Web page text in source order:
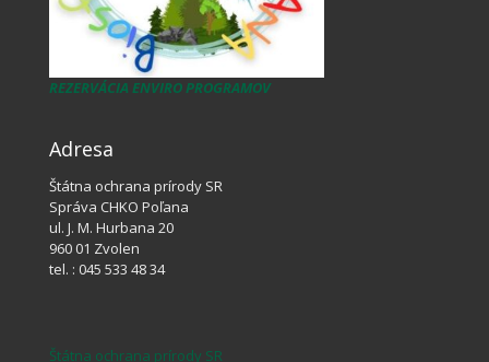
REZERVÁCIA ENVIRO PROGRAMOV
Adresa
Štátna ochrana prírody SR
Správa CHKO Poľana
ul. J. M. Hurbana 20
960 01 Zvolen
tel. : 045 533 48 34
Štátna ochrana prírody SR